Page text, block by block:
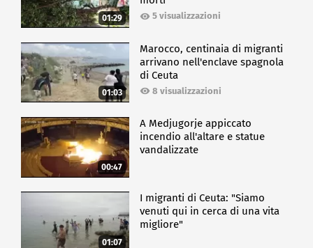
01:29 5 visualizzazioni
01:03
Marocco, centinaia di migranti
arrivano nell'enclave spagnola
di Ceuta
8 visualizzazioni
00:47
A Medjugorje appiccato
incendio all'altare e statue
vandalizzate
01:07
I migranti di Ceuta: "Siamo
venuti qui in cerca di una vita
migliore"